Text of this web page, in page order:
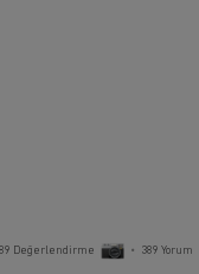
Değerlendirme • 389 Yorum